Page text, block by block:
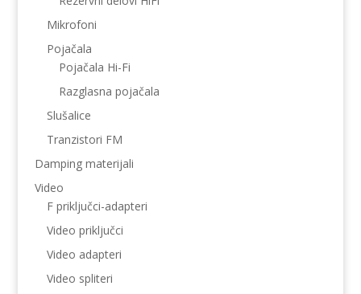
Mikrofoni
Pojačala
Pojačala Hi-Fi
Razglasna pojačala
Slušalice
Tranzistori FM
Damping materijali
Video
F priključci-adapteri
Video priključci
Video adapteri
Video spliteri